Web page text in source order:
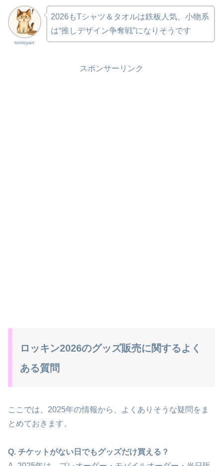
tomoyan
2026もTシャツ＆タオルは鉄板人気、小物系
は“推しデザイン争奪戦”になりそうです
スポンサーリンク
ロッキン2026のグッズ販売に関するよく
ある質問
ここでは、2025年の情報から、よくありそうな疑問をま
とめておきます。
Q. チケットがない日でもグッズだけ買える？